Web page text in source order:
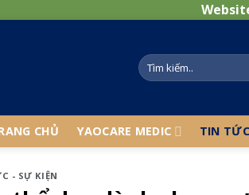
CHỦ YAOCARE MEDIC TIN
- SỰ KIỆN